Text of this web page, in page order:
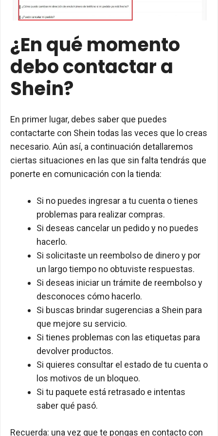
¿En qué momento
debo contactar a
Shein?
En primer lugar, debes saber que puedes
contactarte con Shein todas las veces que lo creas
necesario. Aún así, a continuación detallaremos
ciertas situaciones en las que sin falta tendrás que
ponerte en comunicación con la tienda:
Si no puedes ingresar a tu cuenta o tienes
problemas para realizar compras.
Si deseas cancelar un pedido y no puedes
hacerlo.
Si solicitaste un reembolso de dinero y por
un largo tiempo no obtuviste respuestas.
Si deseas iniciar un trámite de reembolso y
desconoces cómo hacerlo.
Si buscas brindar sugerencias a Shein para
que mejore su servicio.
Si tienes problemas con las etiquetas para
devolver productos.
Si quieres consultar el estado de tu cuenta o
los motivos de un bloqueo.
Si tu paquete está retrasado e intentas
saber qué pasó.
Recuerda: una vez que te pongas en contacto con